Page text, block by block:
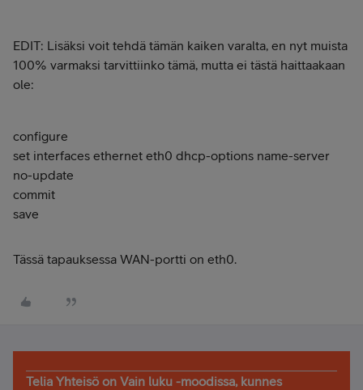
EDIT: Lisäksi voit tehdä tämän kaiken varalta, en nyt muista
100% varmaksi tarvittiinko tämä, mutta ei tästä haittaakaan
ole:
configure
set interfaces ethernet eth0 dhcp-options name-server
no-update
commit
save
Tässä tapauksessa WAN-portti on eth0.
Telia Yhteisö on Vain luku -moodissa, kunnes